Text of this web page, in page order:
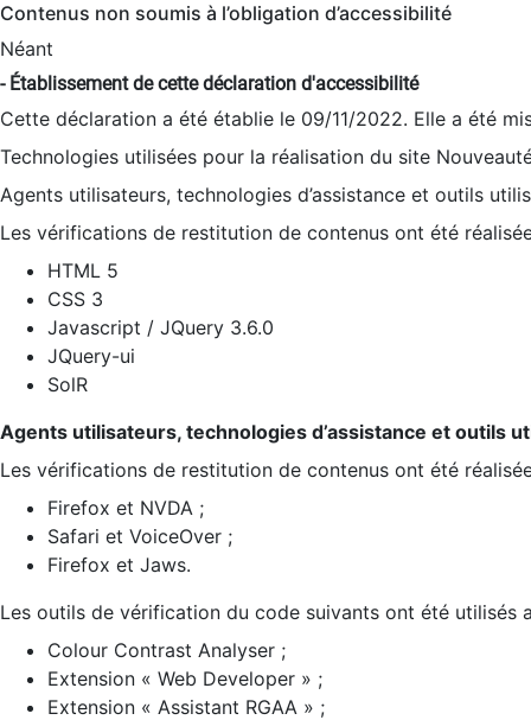
Contenus non soumis à l’obligation d’accessibilité
Néant
- Établissement de cette déclaration d'accessibilité
Cette déclaration a été établie le 09/11/2022. Elle a été
Technologies utilisées pour la réalisation du site
Agents utilisateurs, technologies d’assistance et outils
Les vérifications de restitution de contenus ont été
HTML 5
CSS 3
Javascript / JQuery 3.6.0
JQuery-ui
SolR
Agents utilisateurs, technologies d’assistance et outils
Les vérifications de restitution de contenus ont été
Firefox et NVDA ;
Safari et VoiceOver ;
Firefox et Jaws.
Les outils de vérification du code suivants ont été utilisés
Colour Contrast Analyser ;
Extension « Web Developer » ;
Extension « Assistant RGAA » ;